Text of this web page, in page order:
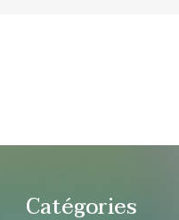
Catégories